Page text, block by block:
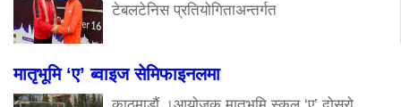
टेबलटेनिस प्रतियोगिताअन्तर्गत
मातृभूमि ‘ए’ ब्वाइज सेमिफाइनलमा